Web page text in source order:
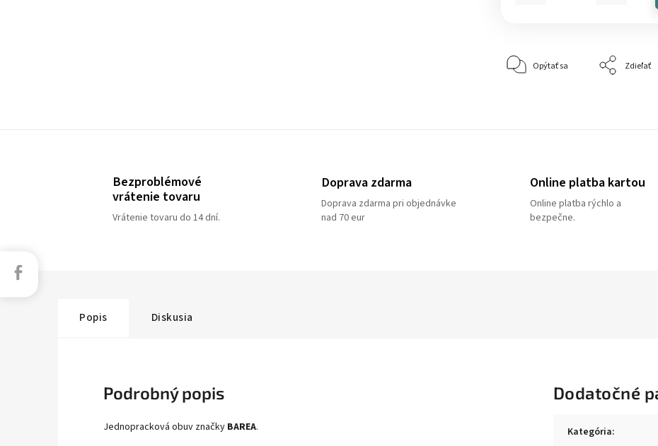
Opýtať sa Zdieľať
Bezproblémové
vrátenie tovaru
Vrátenie tovaru do 14 dní.
Doprava zdarma
Doprava zdarma pri objednávke
nad 70 eur
Online platba kartou
Online platba rýchlo a
bezpečne.
Popis Diskusia
Podrobný popis
Jednopracková obuv značky BAREA.
Dodatočné
Kategória: